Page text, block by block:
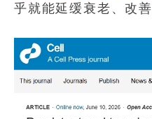
乎就能延缓衰老、改善